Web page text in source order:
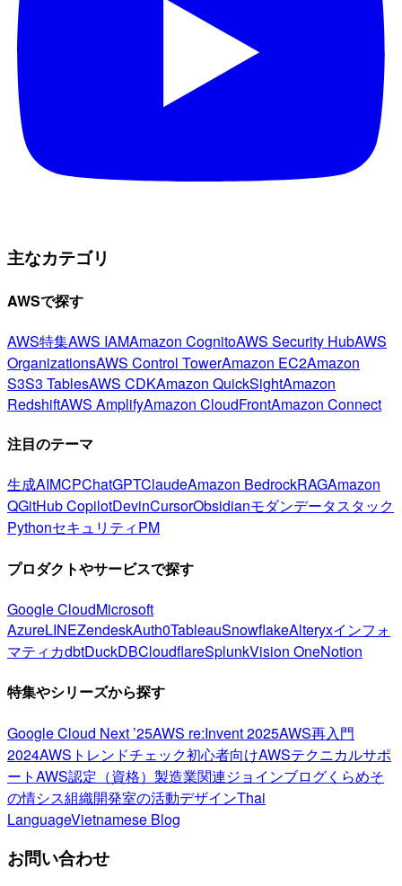
主なカテゴリ
AWSで探す
AWS特集AWS IAMAmazon CognitoAWS Security HubAWS
OrganizationsAWS Control TowerAmazon EC2Amazon
S3S3 TablesAWS CDKAmazon QuickSightAmazon
RedshiftAWS AmplifyAmazon CloudFrontAmazon Connect
注目のテーマ
生成AIMCPChatGPTClaudeAmazon BedrockRAGAmazon
QGitHub CopilotDevinCursorObsidianモダンデータスタック
PythonセキュリティPM
プロダクトやサービスで探す
Google CloudMicrosoft
AzureLINEZendeskAuth0TableauSnowflakeAlteryxインフォ
マティカdbtDuckDBCloudflareSplunkVision OneNotion
特集やシリーズから探す
Google Cloud Next ’25AWS re:Invent 2025AWS再入門
2024AWSトレンドチェック初心者向けAWSテクニカルサポ
ートAWS認定（資格） 製造業関連ジョインブログくらめそ
の情シス組織開発室の活動デザインThai
LanguageVietnamese Blog
お問い合わせ